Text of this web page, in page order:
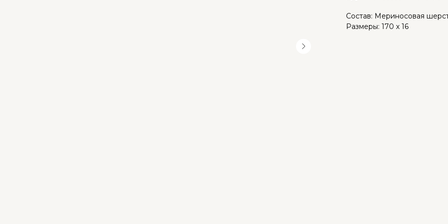
Состав: Мериносовая
Размеры: 170 х 16